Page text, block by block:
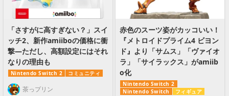
「さすがに高すぎない？」スイ
ッチ2、新作amiiboの価格に衝
撃―ただし、高額設定にはそれ
なりの理由も
Nintendo Switch 2 コミュニティ
茶っプリン
赤色のスーツ姿がカッコいい！
『メトロイドプライム4 ビヨン
ド』より「サムス」「ヴァイオ
ラ」「サイラックス」がamiib
o化
Nintendo Switch 2
Nintendo Switch
フィギュア